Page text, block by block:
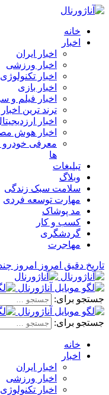
خانه
اخبار
اخبار ایران
اخبار ورزشی
اخبار تکنولوژی
اخبار بازی
اخبار فیلم و
ترند ترین
اخبار
اخبار هوش
معرفی خودرو
ها
تبلیغات
وبلاگ
سلامت سبک زندگی
مهارت توسعه فردی
مد پوشاک
کسب و کار
گردشگری
مهاجرت
تاریخ دقیق امروز امروز
جستجو برای:
جستجو برای:
خانه
اخبار
اخبار ایران
اخبار ورزشی
اخبار تکنولوژی